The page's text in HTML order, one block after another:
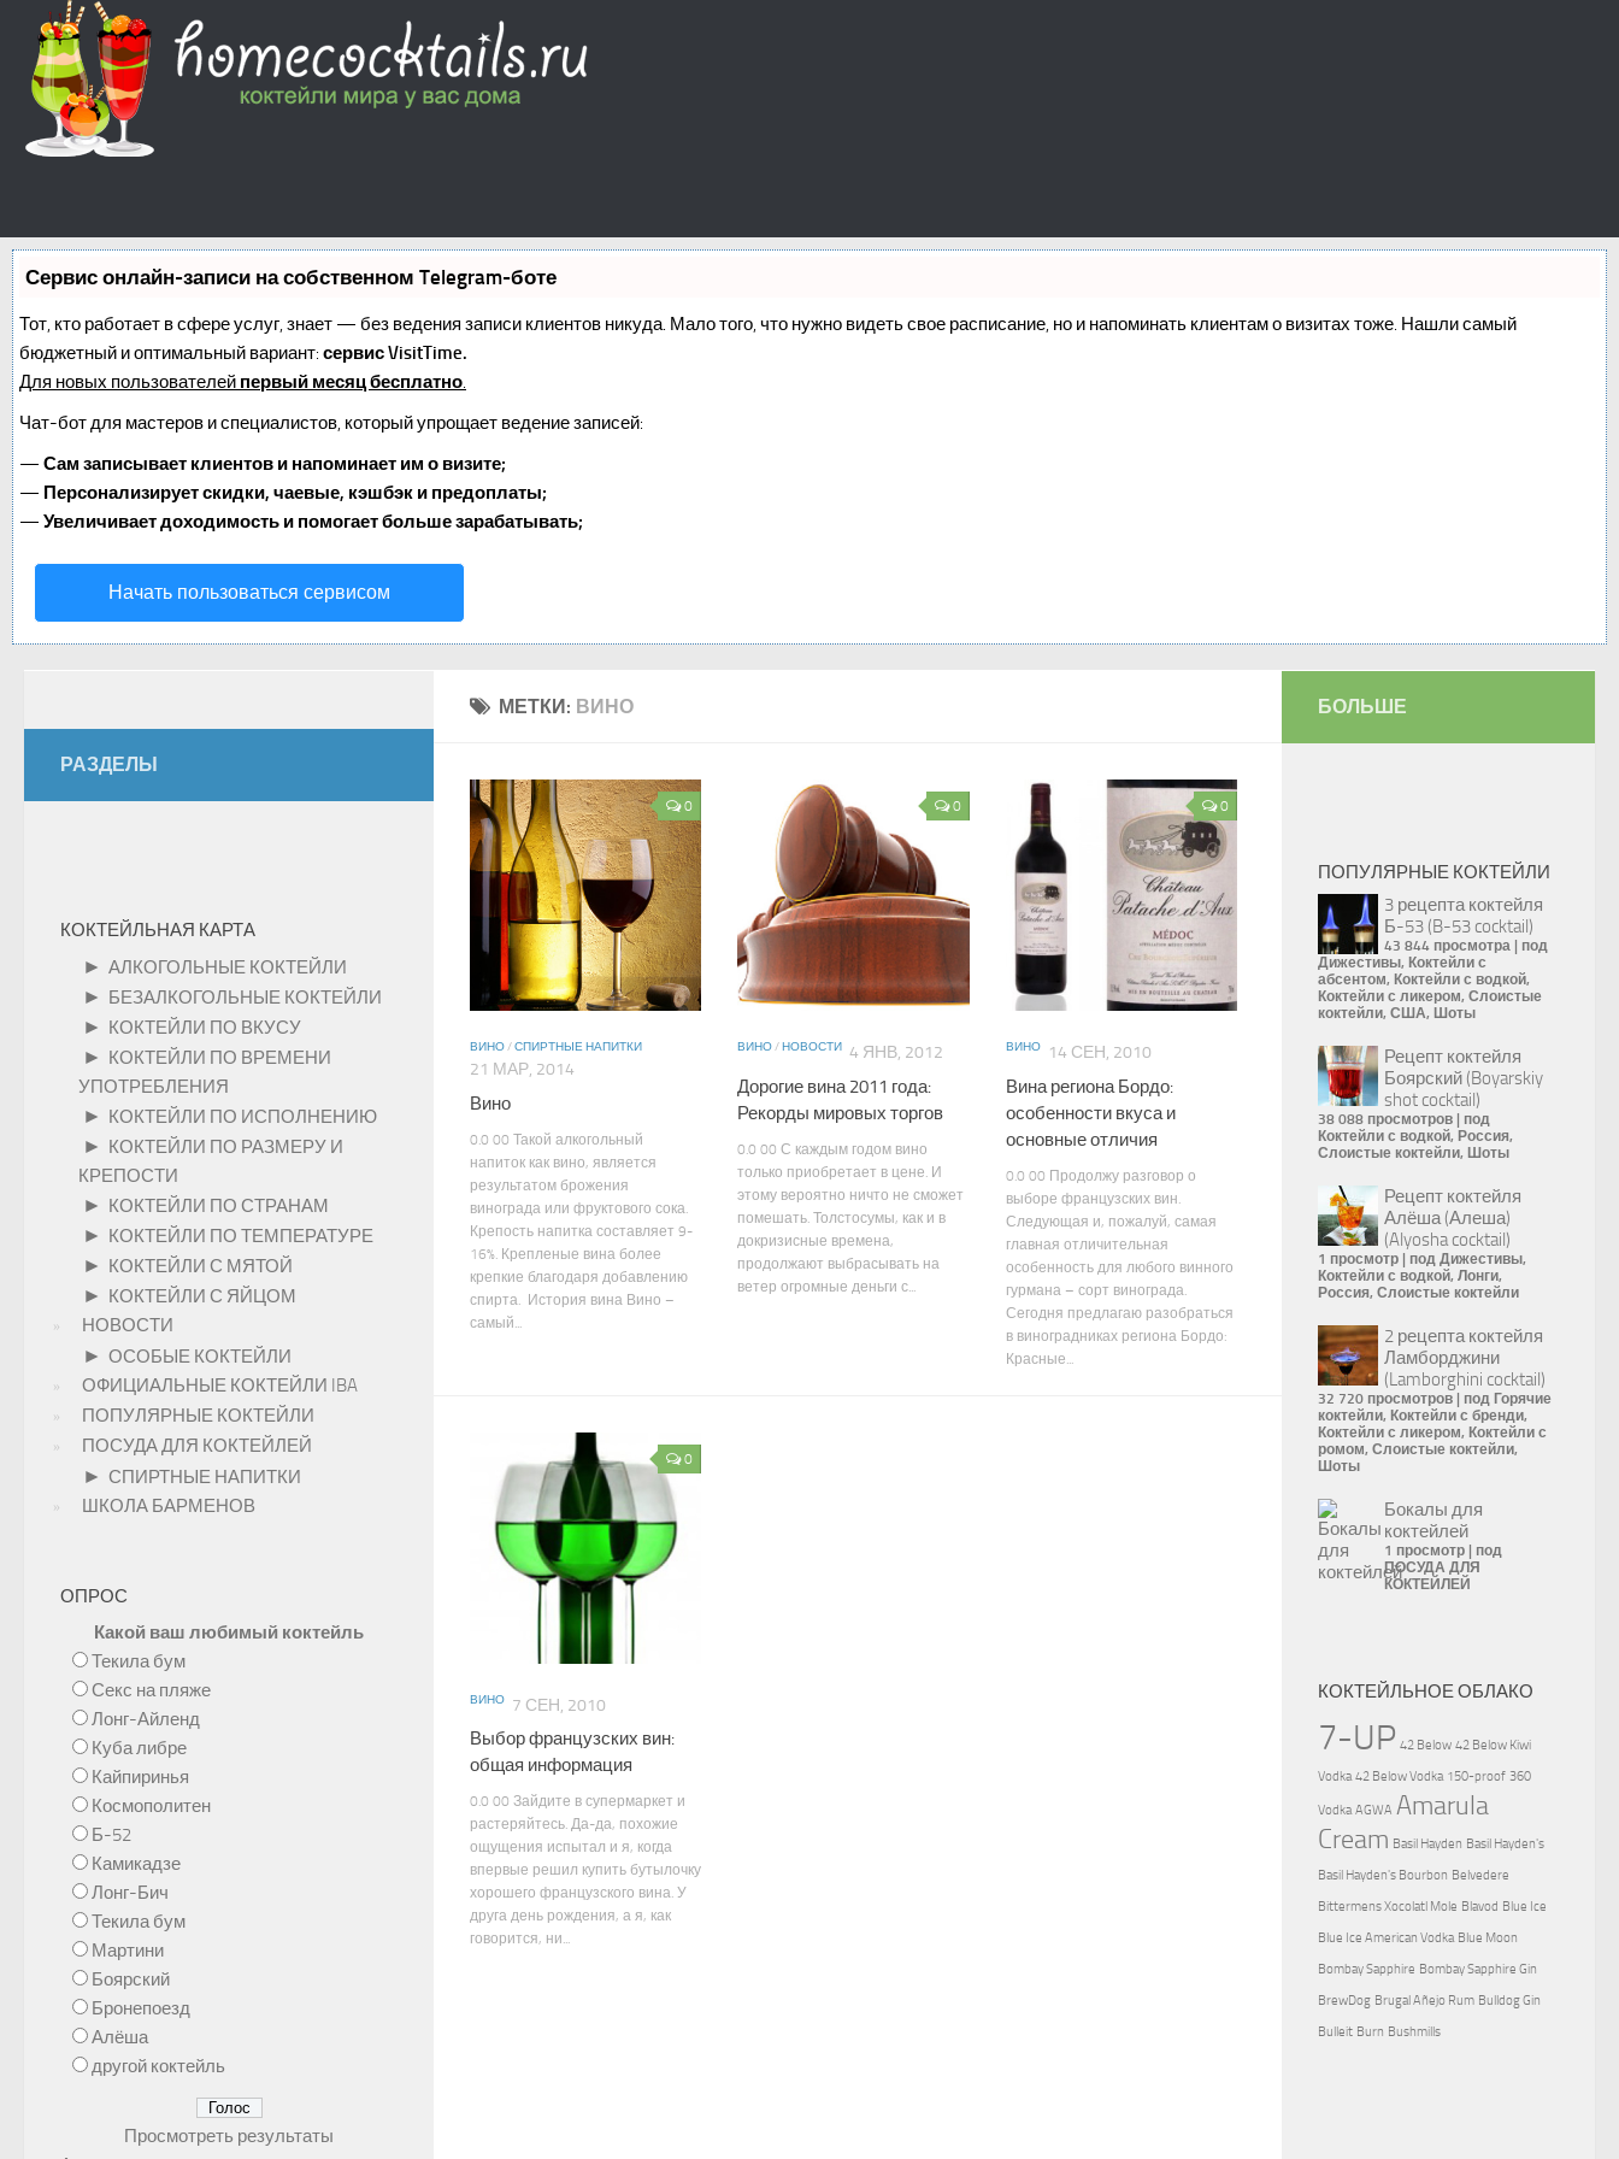
Сервис онлайн-записи на собственном Telegram-боте
Тот, кто работает в сфере услуг, знает — без ведения записи клиентов никуда. Мало того, что нужно видеть свое расписание, но и напоминать клиентам о визитах тоже. Нашли самый
бюджетный и оптимальный вариант: сервис VisitTime.
Для новых пользователей первый месяц бесплатно.
Чат-бот для мастеров и специалистов, который упрощает ведение записей:
— Сам записывает клиентов и напоминает им о визите;
— Персонализирует скидки, чаевые, кэшбэк и предоплаты;
— Увеличивает доходимость и помогает больше зарабатывать;
Начать пользоваться сервисом
МЕТКИ: ВИНО
0
ВИНО/СПИРТНЫЕ НАПИТКИ
21 МАР, 2014
Вино
0.0 00 Такой алкогольный
напиток как вино, является
результатом брожения
винограда или фруктового сока.
Крепость напитка составляет 9-
16%. Крепленые вина более
крепкие благодаря добавлению
спирта. История вина Вино –
самый...
0
ВИНО/НОВОСТИ 4 ЯНВ, 2012
Дорогие вина 2011 года:
Рекорды мировых торгов
0.0 00 С каждым годом вино
только приобретает в цене. И
этому вероятно ничто не сможет
помешать. Толстосумы, как и в
докризисные времена,
продолжают выбрасывать на
ветер огромные деньги с...
0
ВИНО 14 СЕН, 2010
Вина региона Бордо:
особенности вкуса и
основные отличия
0.0 00 Продолжу разговор о
выборе французских вин.
Следующая и, пожалуй, самая
главная отличительная
особенность для любого винного
гурмана – сорт винограда.
Сегодня предлагаю разобраться
в виноградниках региона Бордо:
Красные...
0
ВИНО 7 СЕН, 2010
Выбор французских вин:
общая информация
0.0 00 Зайдите в супермаркет и
растеряйтесь. Да-да, похожие
ощущения испытал и я, когда
впервые решил купить бутылочку
хорошего французского вина. У
друга день рождения, а я, как
говорится, ни...
РАЗДЕЛЫ
КОКТЕЙЛЬНАЯ КАРТА
► АЛКОГОЛЬНЫЕ КОКТЕЙЛИ
► БЕЗАЛКОГОЛЬНЫЕ КОКТЕЙЛИ
► КОКТЕЙЛИ ПО ВКУСУ
► КОКТЕЙЛИ ПО ВРЕМЕНИ
УПОТРЕБЛЕНИЯ
► КОКТЕЙЛИ ПО ИСПОЛНЕНИЮ
► КОКТЕЙЛИ ПО РАЗМЕРУ И
КРЕПОСТИ
► КОКТЕЙЛИ ПО СТРАНАМ
► КОКТЕЙЛИ ПО ТЕМПЕРАТУРЕ
► КОКТЕЙЛИ С МЯТОЙ
► КОКТЕЙЛИ С ЯЙЦОМ
НОВОСТИ
► ОСОБЫЕ КОКТЕЙЛИ
ОФИЦИАЛЬНЫЕ КОКТЕЙЛИ IBA
ПОПУЛЯРНЫЕ КОКТЕЙЛИ
ПОСУДА ДЛЯ КОКТЕЙЛЕЙ
► СПИРТНЫЕ НАПИТКИ
ШКОЛА БАРМЕНОВ
ОПРОС
Какой ваш любимый коктейль
Текила бум
Секс на пляже
Лонг-Айленд
Куба либре
Кайпиринья
Космополитен
Б-52
Камикадзе
Лонг-Бич
Текила бум
Мартини
Боярский
Бронепоезд
Алёша
другой коктейль
Просмотреть результаты
БОЛЬШЕ
ПОПУЛЯРНЫЕ КОКТЕЙЛИ
3 рецепта коктейля
Б-53 (B-53 cocktail)
43 844 просмотра
под
Дижестивы, Коктейли с
абсентом, Коктейли с водкой,
Коктейли с ликером, Слоистые
коктейли, США, Шоты
Рецепт коктейля
Боярский (Boyarskiy
shot cocktail)
38 088 просмотров
под
Коктейли с водкой, Россия,
Слоистые коктейли, Шоты
Рецепт коктейля
Алёша (Алеша)
(Alyosha cocktail)
1 просмотр под Дижестивы,
Коктейли с водкой, Лонги,
Россия, Слоистые коктейли
2 рецепта коктейля
Ламборджини
(Lamborghini cocktail)
32 720 просмотров под Горячие
коктейли, Коктейли с бренди,
Коктейли с ликером, Коктейли с
ромом, Слоистые коктейли,
Шоты
Бокалы для
коктейлей
1 просмотр
под
ПОСУДА ДЛЯ
КОКТЕЙЛЕЙ
КОКТЕЙЛЬНОЕ ОБЛАКО
7-UP 42 Below 42 Below Kiwi
Vodka 42 Below Vodka 150-proof 360
Vodka AGWA Amarula
Cream Basil Hayden Basil Hayden's
Basil Hayden's Bourbon Belvedere
Bittermens Xocolatl Mole Blavod Blue Ice
Blue Ice American Vodka Blue Moon
Bombay Sapphire Bombay Sapphire Gin
BrewDog Brugal Añejo Rum Bulldog Gin
Bulleit Burn Bushmills